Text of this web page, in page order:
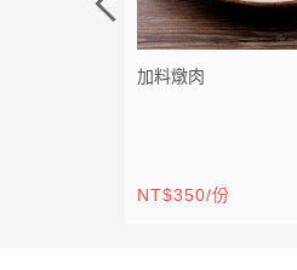
加料燉肉
NT$350/份